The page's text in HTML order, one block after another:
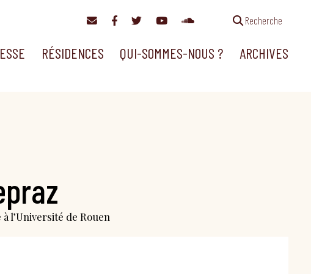
Recherche
RÉSIDENCES QUI-SOMMES-NOUS ? ARCHIVES
l’Université de Rouen